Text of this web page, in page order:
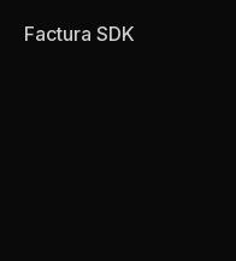
Factura SDK